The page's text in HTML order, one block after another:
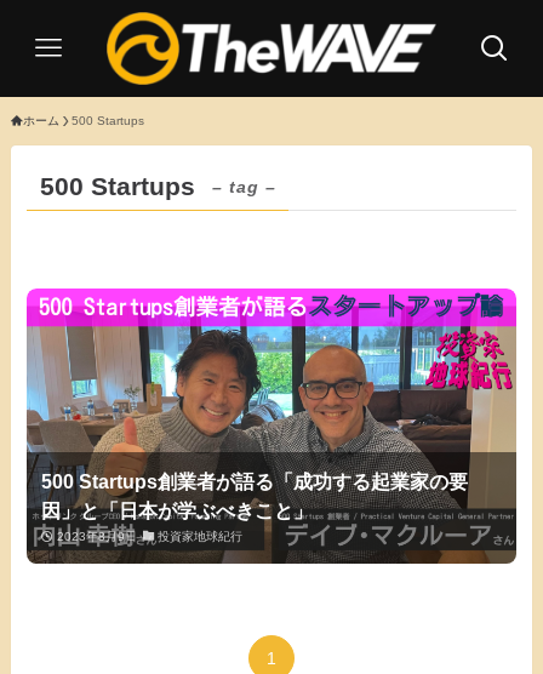
ホーム 500 Startups
500 Startups – tag –
500 Startups創業者が語る「成功する起業家の要
因」と「日本が学ぶべきこと」
2023年8月9日 投資家地球紀行
1